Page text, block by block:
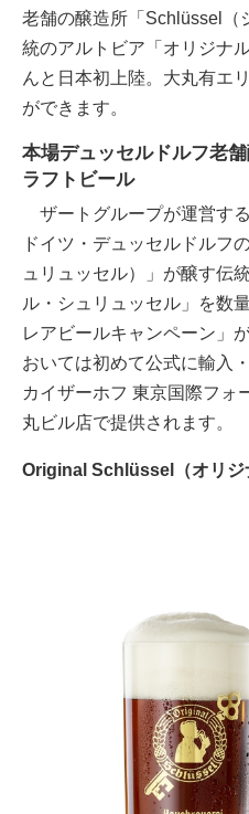
老舗の醸造所「Schlüssel（
統のアルトビア「オリジナ
んと日本初上陸。大丸有エ
ができます。
本場デュッセルドルフ老
ラフトビール
ザートグループが運営す
ドイツ・デュッセルドルフ
ュリュッセル）」が醸す伝
ル・シュリュッセル」を数
レアビールキャンペーン」
おいては初めて公式に輸入
カイザーホフ 東京国際フォ
丸ビル店で提供されます。
Original Schlüssel（オリジ